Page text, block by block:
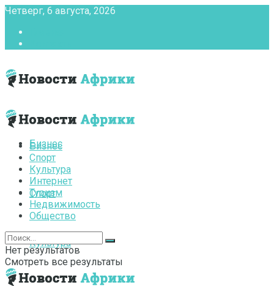
Четверг, 6 августа, 2026
Бизнес
Спорт
Культура
Бизнес
Спорт
Культура
Интернет
Туризм
Недвижимость
Общество
Нет результатов
Смотреть все результаты